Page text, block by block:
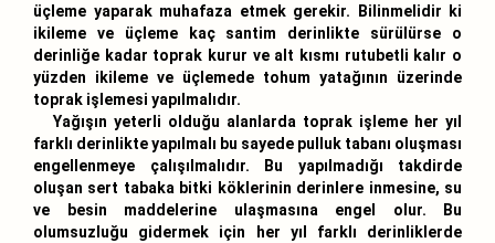
üçleme yaparak muhafaza etmek gerekir. Bilinmelidir ki
ikileme ve üçleme kaç santim derinlikte sürülürse o
derinliğe kadar toprak kurur ve alt kısmı rutubetli kalır o
yüzden ikileme ve üçlemede tohum yatağının üzerinde
toprak işlemesi yapılmalıdır.
Yağışın yeterli olduğu alanlarda toprak işleme her yıl
farklı derinlikte yapılmalı bu sayede pulluk tabanı oluşması
engellenmeye çalışılmalıdır. Bu yapılmadığı takdirde
oluşan sert tabaka bitki köklerinin derinlere inmesine, su
ve besin maddelerine ulaşmasına engel olur. Bu
olumsuzluğu gidermek için her yıl farklı derinliklerde